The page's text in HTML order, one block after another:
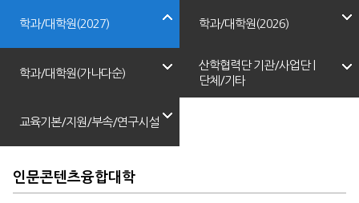
학과/대학원(2027)
인문콘텐츠융합대학
학과/대학원(2026)
학과/대학원(가나다순)
교육기본/지원/부속/연구시설
산학협력단 기관/사업단 |
단체/기타